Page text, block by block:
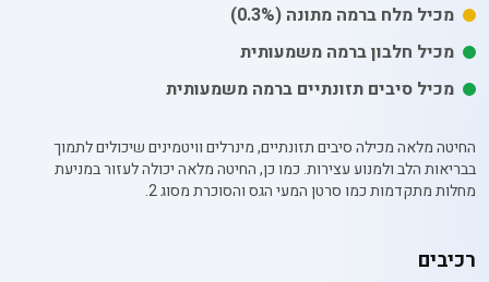
מכיל מלח ברמה מתונה (0.3%)
מכיל חלבון ברמה משמעותית
מכיל סיבים תזונתיים ברמה משמעותית
החיטה מלאה מכילה סיבים תזונתיים, מינרלים וויטמינים שיכולים לתמוך
בבריאות הלב ולמנוע עצירות. כמו כן, החיטה מלאה יכולה לעזור במניעת
מחלות מתקדמות כמו סרטן המעי הגס והסוכרת מסוג 2.
רכיבים